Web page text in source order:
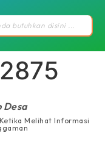
Desa
Melihat Informasi